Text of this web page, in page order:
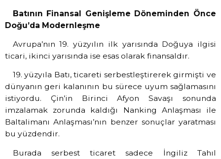
Batının Finansal Genişleme Döneminden Önce
Doğu’da Modernleşme
Avrupa’nın 19. yüzyılın ilk yarısında Doğuya ilgisi
ticari, ikinci yarısında ise esas olarak finansaldır.
19. yüzyıla Batı, ticareti serbestleştirerek girmişti ve
dünyanın geri kalanının bu sürece uyum sağlamasını
istiyordu. Çin’in Birinci Afyon Savaşı sonunda
imzalamak zorunda kaldığı Nanking Anlaşması ile
Baltalimanı Anlaşması’nın benzer sonuçlar yaratması
bu yüzdendir.
Burada serbest ticaret sadece İngiliz Tahıl